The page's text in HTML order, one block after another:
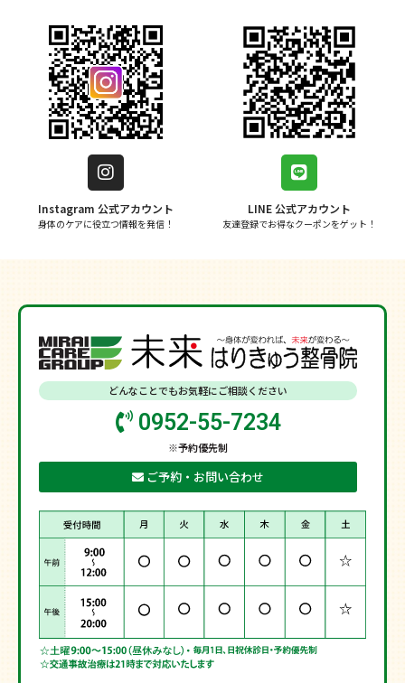
Instagram 公式アカウント
身体のケアに役立つ情報を発信！
LINE 公式アカウント
友達登録でお得なクーポンをゲット！
どんなことでもお気軽にご相談ください
0952-55-7234
※予約優先制
ご予約・お問い合わせ